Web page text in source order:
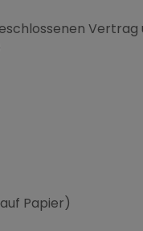
Vertrag
Papier)